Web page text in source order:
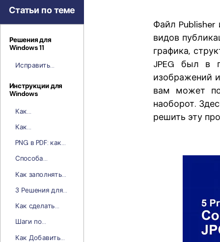
Статьи по теме
Решения для
Windows 11
Исправить
«Зеленый Экран
Смерти» в
Инструкции для
Windows
Как
Изображение в
PDF-файлы
Как
XML в PDF для
Windows
PNG в PDF: как
одно или
несколько
PNG в PDF
Способа
TIFF в PDF
Как заполнять
помощью
PDFelement
3 Решения для
DOCX в PDF
Как сделать
ссылки в PDF?
Шаги по
Как Добавить
Файл Publisher
видов
графика,
JPEG был в
изображений
вам может
наоборот.
решить эту